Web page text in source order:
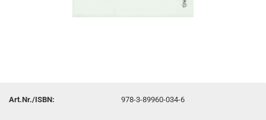
Art.Nr./ISBN: 978-3-89960-034-6